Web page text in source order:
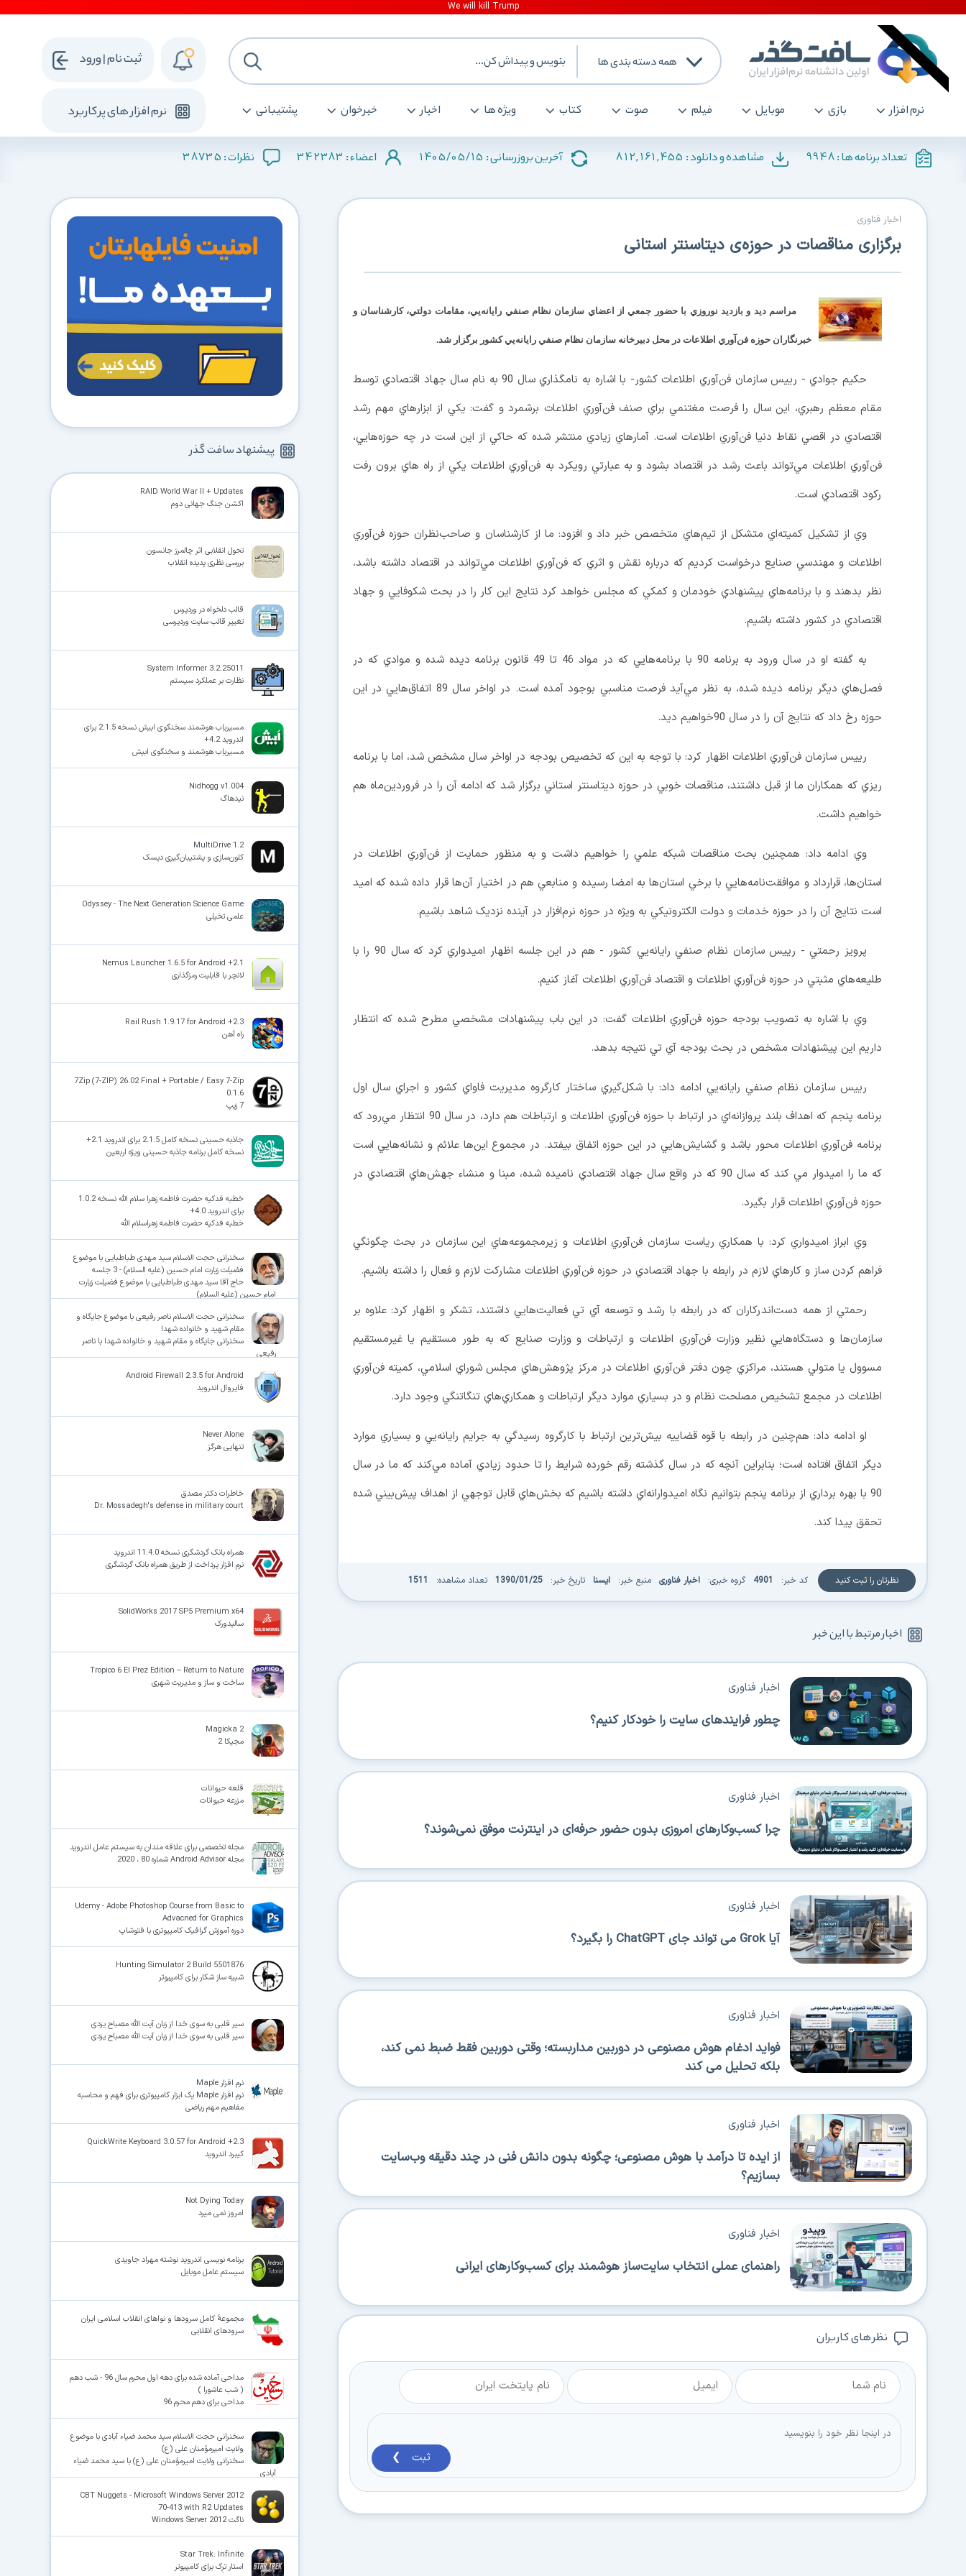
همه دسته بندی ها
نرم افزار بازی موبایل فیلم صوت کتاب ویژه ها اخبار خبرخوان پشتیبانی نرم افزار های پرکاربرد
ثبت نام | ورود
تعداد برنامه ها :9948 مشاهده و دانلود : 812,161,455 آخرین بروزرسانی : 1405/05/15 اعضاء : 342383 نظرات : 38735
اخبار فناوری
برگزاری مناقصات در حوزه‌ی دیتاسنتر استانی
مراسم ديد و بازديد نوروزي با حضور جمعي از اعضاي سازمان نظام صنفي رايانه‌يي، مقامات دولتي، کارشناسان و
خبرنگاران حوزه فن‌آوري اطلاعات در محل دبيرخانه سازمان نظام صنفي رايانه‌يي کشور برگزار شد.
حکيم جوادي - رييس سازمان فن‌آوري اطلاعات کشور- با اشاره به نامگذاري سال 90 به نام سال جهاد اقتصادي توسط
مقام معظم رهبري، اين سال را فرصت مغتنمي براي صنف فن‌آوري اطلاعات برشمرد و گفت: يکي از ابزارهاي مهم رشد
اقتصادي در اقصي نقاط دنيا فن‌آوري اطلاعات است. آمارهاي زيادي منتشر شده که حاکي از اين است در چه حوزه‌هايي،
فن‌آوري اطلاعات مي‌تواند باعث رشد در اقتصاد بشود و به عبارتي رويکرد به فن‌آوري اطلاعات يکي از راه هاي برون رفت
رکود اقتصادي است.
وي از تشکيل کميته‌اي متشکل از تيم‌هاي متخصص خبر داد و افزود: ما از کارشناسان و صاحب‌نظران حوزه فن‌آوري
اطلاعات و مهندسي صنايع درخواست کرديم که درباره نقش و اثري که فن‌آوري اطلاعات مي‌تواند در اقتصاد داشته باشد،
نظر بدهند و با برنامه‌هاي پيشنهادي خودمان و کمکي که مجلس خواهد کرد نتايج اين کار را در بحث شکوفايي و جهاد
اقتصادي در کشور داشته باشيم.
به گفته او در سال ورود به برنامه 90 با برنامه‌هايي که در مواد 46 تا 49 قانون برنامه ديده شده و موادي که در
فصل‌هاي ديگر برنامه ديده شده، به نظر مي‌آيد فرصت مناسبي بوجود آمده است. در اواخر سال 89 اتفاق‌هايي در اين
حوزه رخ داد که نتايج آن را در سال 90خواهيم ديد.
رييس سازمان فن‌آوري اطلاعات اظهار كرد: با توجه به اين که تخصيص بودجه در اواخر سال مشخص شد، اما با برنامه
ريزي که همکاران ما از قبل داشتند، مناقصات خوبي در حوزه ديتاسنتر استاني برگزار شد که ادامه آن را در فروردين‌ماه هم
خواهيم داشت.
وي ادامه داد: همچنين بحث مناقصات شبکه علمي را خواهيم داشت و به منظور حمايت از فن‌آوري اطلاعات در
استان‌ها، قرارداد و موافقت‌نامه‌هايي با برخي استان‌ها به امضا رسيده و منابعي هم در اختيار آن‌ها قرار داده شده که اميد
است نتايج آن را در حوزه خدمات و دولت الکترونيکي به ويژه در حوزه نرم‌افزار در آينده نزديک شاهد باشيم.
پرويز رحمتي - رييس سازمان نظام صنفي رايانه‌يي کشور - هم در اين جلسه اظهار اميدواري كرد که سال 90 را با
طليعه‌هاي مثبتي در حوزه فن‌آوري اطلاعات و اقتصاد فن‌آوري اطلاعات آغاز کنيم.
وي با اشاره به تصويب بودجه حوزه فن‌آوري اطلاعات گفت: در اين باب پيشنهادات مشخصي مطرح شده که انتظار
داريم اين پيشنهادات مشخص در بحث بودجه آي تي نتيجه بدهد.
رييس سازمان نظام صنفي رايانه‌يي ادامه داد: با شکل‌گيري ساختار کارگروه مديريت فاواي کشور و اجراي سال اول
برنامه پنجم که اهداف بلند پروازانه‌اي در ارتباط با حوزه فن‌آوري اطلاعات و ارتباطات هم دارد، در سال 90 انتظار مي‌رود که
برنامه فن‌آوري اطلاعات محور باشد و گشايش‌هايي در اين حوزه اتفاق بيفتد. در مجموع اين‌ها علائم و نشانه‌هايي است
که ما را اميدوار مي کند که سال 90 که در واقع سال جهاد اقتصادي ناميده شده، مبنا و منشاء جهش‌هاي اقتصادي در
حوزه فن‌آوري اطلاعات قرار بگيرد.
وي ابراز اميدواري كرد: با همکاري رياست سازمان فن‌آوري اطلاعات و زيرمجموعه‌هاي اين سازمان در بحث چگونگي
فراهم کردن ساز و کارهاي لازم در رابطه با جهاد اقتصادي در حوزه فن‌آوري اطلاعات مشارکت لازم و فعال را داشته باشيم.
رحمتي از همه دست‌اندرکاران که در رابطه با رشد و توسعه آي تي فعاليت‌هايي داشتند، تشکر و اظهار كرد: علاوه بر
سازمان‌ها و دستگاه‌هايي نظير وزارت فن‌آوري اطلاعات و ارتباطات و وزارت صنايع که به طور مستقيم يا غيرمستقيم
مسوول يا متولي هستند، مراکزي چون دفتر فن‌آوري اطلاعات در مرکز پژوهش‌هاي مجلس شوراي اسلامي، کميته فن‌آوري
اطلاعات در مجمع تشخيص مصلحت نظام و در بسياري موارد ديگر ارتباطات و همکاري‌هاي تنگاتنگي وجود دارد.
او ادامه داد: هم‌چنين در رابطه با قوه قضاييه بيش‌ترين ارتباط با کارگروه رسيدگي به جرايم رايانه‌يي و بسياري موارد
ديگر اتفاق افتاده است؛ بنابراين آنچه که در سال گذشته رقم خورده شرايط را تا حدود زيادي آماده مي‌کند که ما در سال
90 با بهره برداري از برنامه پنجم بتوانيم نگاه اميدوارانه‌اي داشته باشيم که بخش‌هاي قابل توجهي از اهداف پيش‌بيني شده
تحقق پيدا کند.
نظرتان را ثبت کنید کد خبر: 4901 گروه خبری: اخبار فناوری منبع خبر: ایسنا تاریخ خبر: 1390/01/25 تعداد مشاهده: 1511
اخبار مرتبط با این خبر
چطور فرایندهای سایت را خودکار کنیم؟
اخبار فناوری
چرا کسب‌وکارهای امروزی بدون حضور حرفه‌ای در اینترنت موفق نمی‌شوند؟
اخبار فناوری
آیا Grok می تواند جای ChatGPT را بگیرد؟
اخبار فناوری
فواید ادغام هوش مصنوعی در دوربین مداربسته؛ وقتی دوربین فقط ضبط نمی کند،
بلکه تحلیل می کند
اخبار فناوری
از ایده تا درآمد با هوش مصنوعی؛ چگونه بدون دانش فنی در چند دقیقه وب‌سایت
بسازیم؟
اخبار فناوری
راهنمای عملی انتخاب سایت‌ساز هوشمند برای کسب‌وکارهای ایرانی
اخبار فناوری
نظر های کاربران
ثبت ❯
پیشنهاد سافت گذر
RAID World War II + Updates
اکشن جنگ جهانی دوم
تحول انقلابی اثر چالمرز جانسون
بررسی نظری پدیده انقلاب
قالب دلخواه در وردپرس
تغییر قالب سایت وردپرسی
System Informer 3.2.25011
نظارت بر عملکرد سیستم
مسیریاب هوشمند سخنگوی ابیش نسخه 2.1.5 برای
اندروید 4.2+
مسیریاب هوشمند و سخنگوی ابیش
Nidhogg v1.004
نیدهاگ
MultiDrive 1.2
کلون‌سازی و پشتیبان‌گیری دیسک
Odyssey - The Next Generation Science Game
علمی تخیلی
Nemus Launcher 1.6.5 for Android +2.1
لانچر با قابلیت رمزگذاری
Rail Rush 1.9.17 for Android +2.3
راه آهن
7Zip (7-ZIP) 26.02 Final + Portable / Easy 7-Zip
0.1.6
7 زیپ
جاذبه حسینی نسخه کامل 2.1.5 برای اندروید 2.1+
نسخه کامل برنامه جاذبه حسینی ویژه اربعین
خطبه فدکیه حضرت فاطمه زهرا سلام الله نسخه 1.0.2
برای اندروید 4.0+
خطبه فدکیه حضرت فاطمه زهراسلام الله
سخنرانی حجت الاسلام سید مهدی طباطبایی با موضوع
فضیلت زیارت امام حسین (علیه السلام) - 3 جلسه
حاج آقا سید مهدی طباطبایی با موضوع فضیلت زیارت
امام حسین (علیه السلام)
سخنرانی حجت الاسلام ناصر رفیعی با موضوع جایگاه و
مقام شهید و خانواده شهدا
سخنرانی جایگاه و مقام شهید و خانواده شهدا با ناصر
رفیعی
Android Firewall 2.3.5 for Android
فایروال اندروید
Never Alone
تنهایی هرگز
خاطرات دکتر مصدق
Dr. Mossadegh's defense in military court
همراه بانک گردشگری نسخه 11.4.0 اندروید
نرم افزار پرداخت از طریق همراه بانک گردشگری
SolidWorks 2017 SP5 Premium x64
سالیدورک
Tropico 6 El Prez Edition – Return to Nature
ساخت و ساز و مدیریت شهری
Magicka 2
مجیکا 2
قلعه حیوانات
مزرعه حیوانات
مجله تخصصی برای علاقه مندان به سیستم عامل اندروید
مجله Android Advisor شماره 80 ، 2020
Udemy - Adobe Photoshop Course from Basic to
Advacned for Graphics
دوره آموزش گرافیک کامپیوتری با فتوشاپ
Hunting Simulator 2 Build 5501876
شبیه ساز شکار برای کامپیوتر
سیر قلبی به سوی خدا از زبان آیت الله مصباح یزدی
سیر قلبی به سوی خدا از زبان آیت الله مصباح یزدی
نرم افزار Maple
نرم افزار Maple یک ابزار کامپیوتری برای فهم و محاسبه
مفاهیم مهم ریاضی
QuickWrite Keyboard 3.0.57 for Android +2.3
کیبرد اندروید
Not Dying Today
امروز نمی میرد
برنامه نویسی اندروید نوشته‌ مهراد جاویدی
سیستم عامل موبایل
مجموعهٔ کامل سرودها و نواهای انقلاب اسلامی ایران
سرودهای انقلابی
مداحی آماده شده برای دهه اول محرم سال 96 - شب دهم
( شب عاشورا )
مداحی برای دهم محرم 96
سخنرانی حجت الاسلام سید محمد ضیاء آبادی با موضوع
ولایت امیرمؤمنان علی (ع)
سخنرانی ولایت امیرمؤمنان علی (ع) با سید محمد ضیاء
آبادی
CBT Nuggets - Microsoft Windows Server 2012
70-413 with R2 Updates
ناگت Windows Server 2012
Star Trek: Infinite
استار ترِک برای کامپیوتر